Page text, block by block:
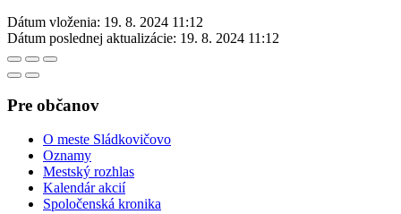
Dátum vloženia: 19. 8. 2024 11:12
Dátum poslednej aktualizácie: 19. 8. 2024 11:12
Pre občanov
O meste Sládkovičovo
Oznamy
Mestský rozhlas
Kalendár akcií
Spoločenská kronika